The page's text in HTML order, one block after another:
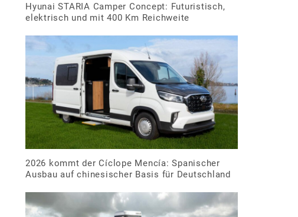
Hyunai STARIA Camper Concept: Futuristisch,
elektrisch und mit 400 Km Reichweite
2026 kommt der Cíclope Mencía: Spanischer
Ausbau auf chinesischer Basis für Deutschland